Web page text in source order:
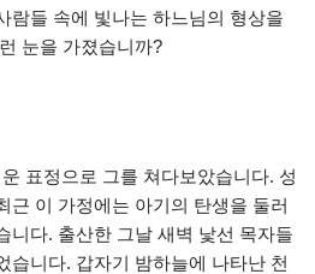
람들 속에 빛나는 하느님의 형상을
눈을 가졌습니까?
표정으로 그를 쳐다보았습니다. 성
근 이 가정에는 아기의 탄생을 둘러
니다. 출산한 그날 새벽 낯선 목자들
습니다. 갑자기 밤하늘에 나타난 천